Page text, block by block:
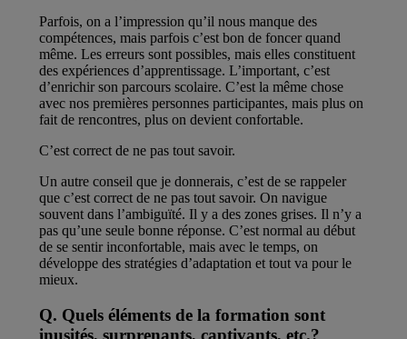
Parfois, on a l’impression qu’il nous manque des
compétences, mais parfois c’est bon de foncer quand
même. Les erreurs sont possibles, mais elles constituent
des expériences d’apprentissage. L’important, c’est
d’enrichir son parcours scolaire. C’est la même chose
avec nos premières personnes participantes, mais plus on
fait de rencontres, plus on devient confortable.
C’est correct de ne pas tout savoir.
Un autre conseil que je donnerais, c’est de se rappeler
que c’est correct de ne pas tout savoir. On navigue
souvent dans l’ambiguïté. Il y a des zones grises. Il n’y a
pas qu’une seule bonne réponse. C’est normal au début
de se sentir inconfortable, mais avec le temps, on
développe des stratégies d’adaptation et tout va pour le
mieux.
Q. Quels éléments de la formation sont
inusités, surprenants, captivants, etc.?